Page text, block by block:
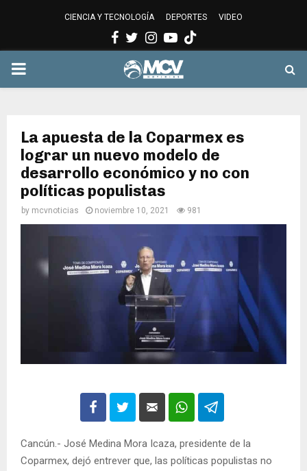
CIENCIA Y TECNOLOGÍA DEPORTES VIDEO
Facebook
Twitter
Instagram
Youtube
PRIMARY
La apuesta de la Coparmex es
lograr un nuevo modelo de
desarrollo económico y no con
políticas populistas
by mcvnoticias noviembre 10, 2021 981
Cancún.- José Medina Mora Icaza, presidente de la
Coparmex, dejó entrever que, las políticas populistas no